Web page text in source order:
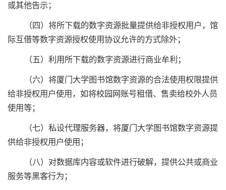
或其他告示；
（四）将所下载的数字资源批量提供给非授权用户，馆
际互借等数字资源授权使用协议允许的方式除外；
（五）利用所下载的数字资源进行商业牟利；
（六）将厦门大学图书馆数字资源的合法使用权限提供
给非授权用户使用，如将校园网账号租借、售卖给校外人员
使用等；
（七）私设代理服务器，将厦门大学图书馆数字资源提
供给非授权用户使用；
（八）对数据库内容或软件进行破解，提供公共或商业
服务等黑客行为；